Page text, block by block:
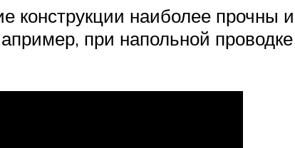
конструкции наиболее прочны
при напольной